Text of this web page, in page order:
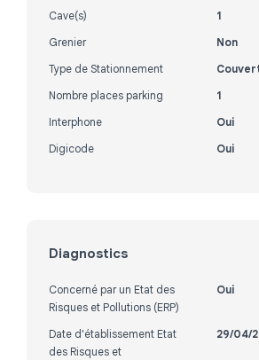
Cave(s)
1
Grenier
Non
Type de Stationnement
Nombre places parking
1
Interphone
Oui
Digicode
Oui
Diagnostics
Concerné par un Etat des
Risques et Pollutions (ERP)
Oui
Date d'établissement Etat
des Risques et
29/04/